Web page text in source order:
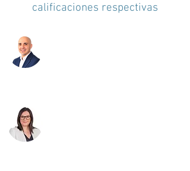
calificaciones respectivas